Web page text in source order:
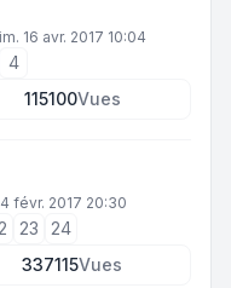
16 avr. 2017 10:04
4
115100Vues
févr. 2017 20:30
23
24
337115Vues